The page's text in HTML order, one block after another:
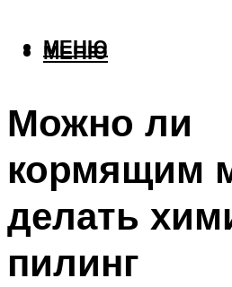
МЕНЮ
МЕНЮ
Можно ли
кормящим
делать
пилинг